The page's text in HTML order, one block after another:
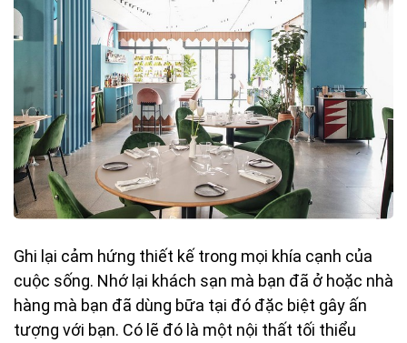
Ghi lại cảm hứng thiết kế trong mọi khía cạnh của
cuộc sống. Nhớ lại khách sạn mà bạn đã ở hoặc nhà
hàng mà bạn đã dùng bữa tại đó đặc biệt gây ấn
tượng với bạn. Có lẽ đó là một nội thất tối thiểu